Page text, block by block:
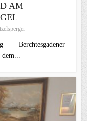
AM
– Berchtesgadener
dem...